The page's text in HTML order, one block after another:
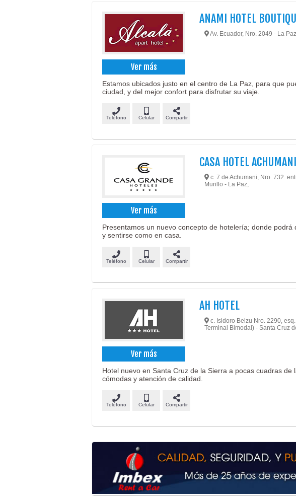
Ver más
ANAMI HOTEL
Av. Ecuador, Nro. 2049 - La
Estamos ubicados justo en el centro de La Paz, para que
ciudad, y del mejor confort para disfrutar su viaje.
Teléfono Celular Compartir
Ver más
CASA HOTEL ACHUMANI
c. 7 de Achumani, Nro. 732.
Murillo - La Paz,
Presentamos un nuevo concepto de hotelería; donde
y sentirse como en casa.
Teléfono Celular Compartir
Ver más
AH HOTEL
c. Isidoro Belzu Nro. 2290,
Terminal Bimodal) - Santa Cruz
Hotel nuevo en Santa Cruz de la Sierra a pocas cuadras de
cómodas y atención de calidad.
Teléfono Celular Compartir